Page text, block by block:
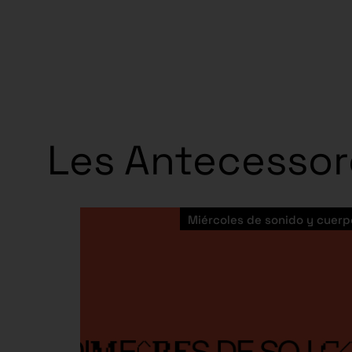
Les
Miércoles de sonido y